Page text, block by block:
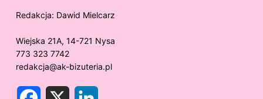
Redakcja: Dawid Mielcarz
Wiejska 21A, 14-721 Nysa
773 323 7742
redakcja@ak-bizuteria.pl